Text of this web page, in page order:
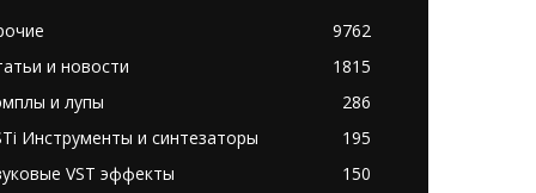
9762
и новости
1815
и лупы
286
Инструменты и синтезаторы
195
VST эффекты
150